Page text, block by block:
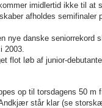
imidlertid ikke til at
afholdes semifinaler
nye danske seniorrekord
2003.
flot løb af junior-
op til torsdagens 50 m
står klar (se